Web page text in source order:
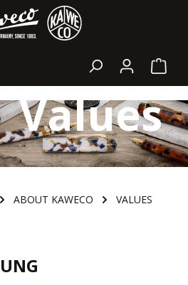
Values
ABOUT KAWECO VALUES